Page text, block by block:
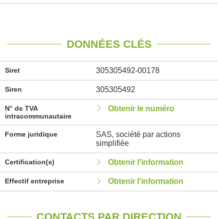
DONNÉES CLÉS
Siret 305305492-00178
Siren 305305492
N° de TVA
intracommunautaire
Obtenir le numéro
Forme juridique
SAS, société par actions
simplifiée
Certification(s) Obtenir l'information
Effectif entreprise Obtenir l'information